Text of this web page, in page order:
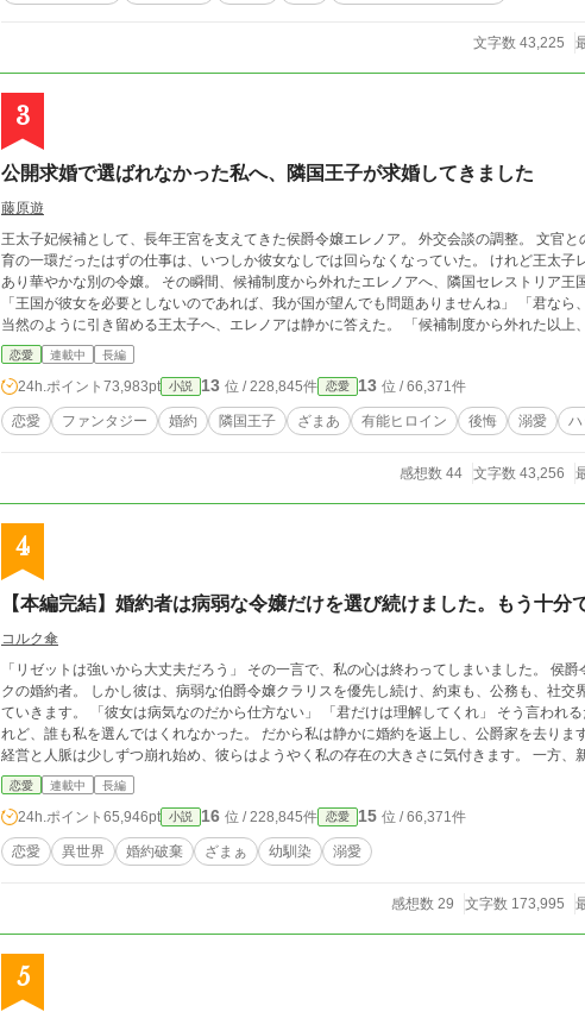
文字数 43,225
3
公開求婚で選ばれなかった私へ、隣国王子が求婚してきました
藤原遊
王太子妃候補として、長年王宮を支えてきた侯爵令嬢エレノア。 外交会談の調整。 文官との連携。 派閥間の根回し。 本来は候補教
育の一環だったはずの仕事は、いつしか彼女なしでは回らなくなっていた。 けれど王太子レオルドが公開求婚で選んだのは、愛嬌が
あり華やかな別の令嬢。 その瞬間、候補制度から外れたエレノアへ、隣国セレストリア王国の王子ルーファスが公の場で求婚する。
「王国が彼女を必要としないのであれば、我が国が望んでも問題ありませんね」 「君なら、これからも王宮を支えてくれるだろう」
当然のように引き留める王太子へ、エレノアは静かに答えた。 「候補制度から外れた以上、王宮へ残る理由はございません」 彼女が
去ったあと、王宮は少しずつ綻び始める。 これは、失ってから価値に気づく王国と、 初めて一人の人間として正当に評価された令嬢
の物語。
恋愛 連載中 長編
24h.ポイント 73,983pt 小説 13 位 / 228,845件 恋愛 13 位 / 66,371件
恋愛 ファンタジー 婚約 隣国王子 ざまあ 有能ヒロイン 後悔 溺愛 ハ
感想数 44 文字数 43,256
4
【本編完結】婚約者は病弱な令嬢だけを選び続けました。もう十分
コルク傘
「リゼットは強いから大丈夫だろう」 その一言で、私の心は終わってしまいました。 侯爵令嬢リゼットは、公爵家次期当主セドリッ
クの婚約者。 しかし彼は、病弱な伯爵令嬢クラリスを優先し続け、約束も、公務も、社交
ていきます。 「彼女は病気なのだから仕方ない」 「君だけは理解してくれ」 そう言われるたび、私は笑って我慢してきました。 け
れど、誰も私を選んではくれなかった。 だから私は静かに婚約を返上し、公爵家を去ります。 すると、私が陰で支えていた公爵家の
経営と人脈は少しずつ崩れ始め、彼らはようやく私の存在の大きさに気付きます。 一方、新天地で出会った侯爵カシアンは、私の能
力だけでなく、一人の女性として私を大切にしてくれました。 「もう一人で耐えなくていい」 その言葉に救われた私は、新しい人生
を歩き始めます。 今さら「戻ってきてほしい」と言われても、もう遅いのです。 これは、誰よりも我慢し続けた令嬢が、本当に自分
を大切にしてくれる人と幸せになり、彼女を失った人々だけが静かに後悔していく逆転ラブ
恋愛 連載中 長編
24h.ポイント 65,946pt 小説 16 位 / 228,845件 恋愛 15 位 / 66,371件
恋愛 異世界 婚約破棄 ざまぁ 幼馴染 溺愛
感想数 29 文字数 173,995
5